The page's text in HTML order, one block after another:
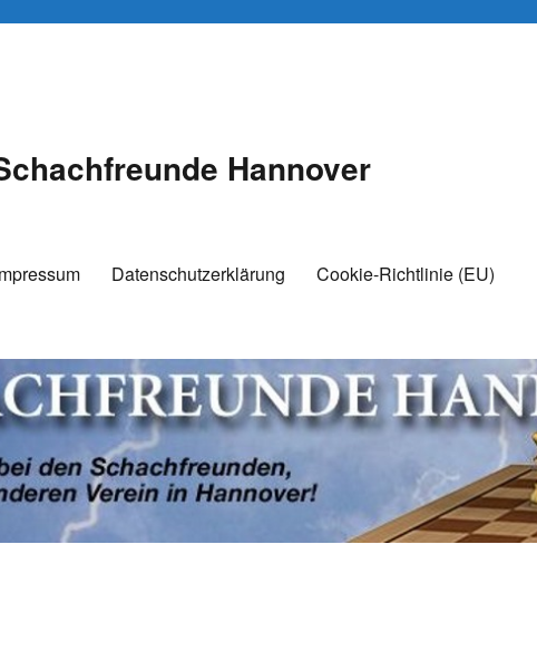
Hannover
Datenschutzerklärung Cookie-Richtlinie (EU)